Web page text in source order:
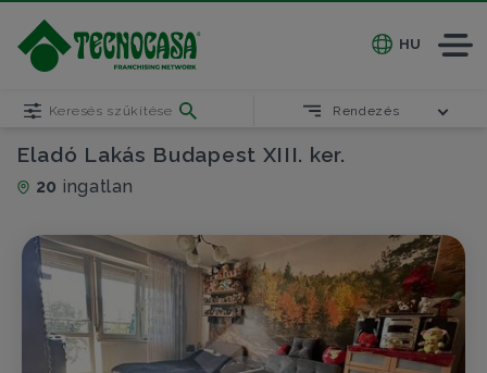
HU
Eladó Lakás Budapest XIII. ker.
20 ingatlan
Keresés szűkítése Rendezés